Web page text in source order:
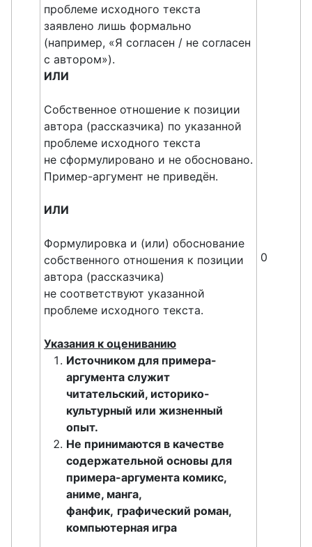
проблеме исходного текста
заявлено лишь формально
(например, «Я согласен / не согласен
с автором»).
ИЛИ
Собственное отношение к позиции
автора (рассказчика) по указанной
проблеме исходного текста
не сформулировано и не обосновано.
Пример-аргумент не приведён.
ИЛИ
Формулировка и (или) обоснование
собственного отношения к позиции
автора (рассказчика)
не соответствуют указанной
проблеме исходного текста.
Указания к оцениванию
Источником для примера-
аргумента служит
читательский, историко-
культурный или жизненный
опыт.
Не принимаются в качестве
содержательной основы для
примера-аргумента комикс,
аниме, манга,
фанфик, графический роман,
компьютерная игра
0